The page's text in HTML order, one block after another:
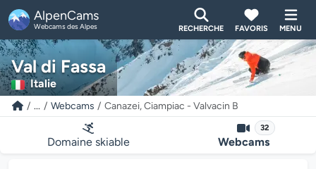
AlpenCams
Webcams des Alpes RECHERCHE FAVORIS MENU
Val di Fassa
Italie
... Webcams Canazei, Ciampiac - Valvacin B
Domaine skiable
32
Webcams